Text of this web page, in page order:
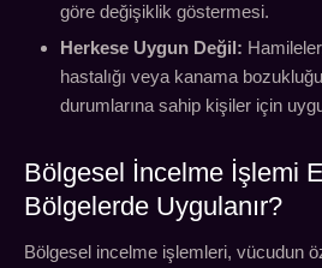
göre değişiklik göstermesi.
Herkese Uygun Değil:
hastalığı veya kanama
durumlarına sahip kişiler için
Bölgesel İncelme İşlemi
Bölgelerde Uygulanır?
Bölgesel incelme işlemleri, vücudun